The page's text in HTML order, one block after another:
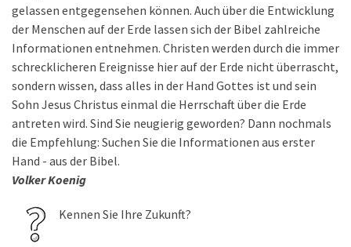
gelassen entgegensehen können. Auch über die Entwicklung
der Menschen auf der Erde lassen sich der Bibel zahlreiche
Informationen entnehmen. Christen werden durch die immer
schrecklicheren Ereignisse hier auf der Erde nicht überrascht,
sondern wissen, dass alles in der Hand Gottes ist und sein
Sohn Jesus Christus einmal die Herrschaft über die Erde
antreten wird. Sind Sie neugierig geworden? Dann nochmals
die Empfehlung: Suchen Sie die Informationen aus erster
Hand - aus der Bibel.
Volker Koenig
Kennen Sie Ihre Zukunft?